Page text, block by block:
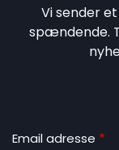
Vi sender
spændende.
Email adresse